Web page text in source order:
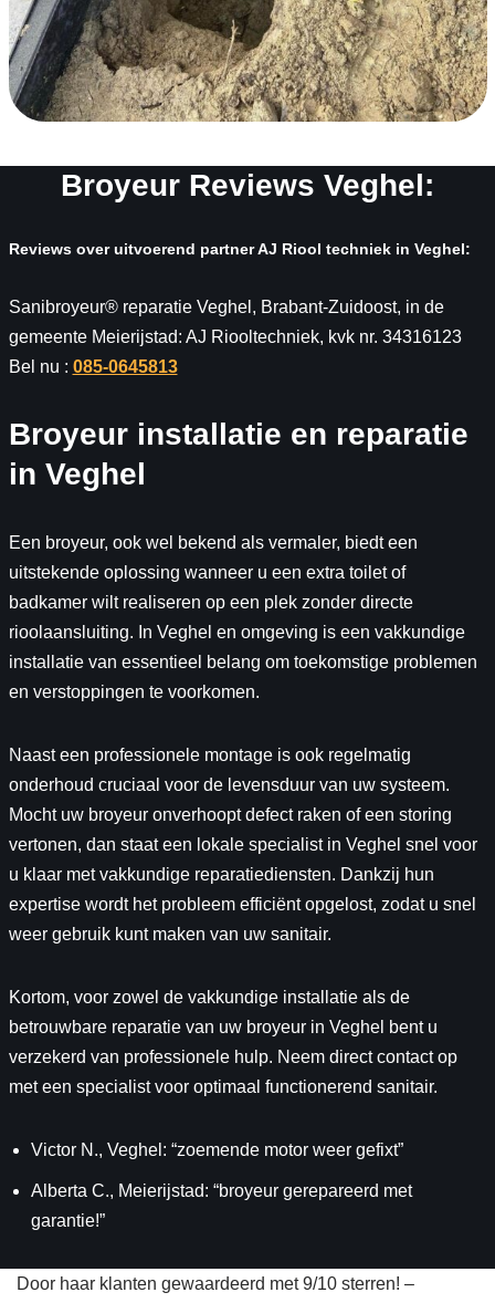
Broyeur Reviews Veghel:
Reviews over uitvoerend partner AJ Riool techniek in Veghel:
Sanibroyeur® reparatie Veghel, Brabant-Zuidoost, in de
gemeente Meierijstad: AJ Riooltechniek, kvk nr. 34316123
Bel nu : 085-0645813
Broyeur installatie en reparatie
in Veghel
Een broyeur, ook wel bekend als vermaler, biedt een
uitstekende oplossing wanneer u een extra toilet of
badkamer wilt realiseren op een plek zonder directe
rioolaansluiting. In Veghel en omgeving is een vakkundige
installatie van essentieel belang om toekomstige problemen
en verstoppingen te voorkomen.
Naast een professionele montage is ook regelmatig
onderhoud cruciaal voor de levensduur van uw systeem.
Mocht uw broyeur onverhoopt defect raken of een storing
vertonen, dan staat een lokale specialist in Veghel snel voor
u klaar met vakkundige reparatiediensten. Dankzij hun
expertise wordt het probleem efficiënt opgelost, zodat u snel
weer gebruik kunt maken van uw sanitair.
Kortom, voor zowel de vakkundige installatie als de
betrouwbare reparatie van uw broyeur in Veghel bent u
verzekerd van professionele hulp. Neem direct contact op
met een specialist voor optimaal functionerend sanitair.
Victor N., Veghel: “zoemende motor weer gefixt”
Alberta C., Meierijstad: “broyeur gerepareerd met
garantie!”
Door haar klanten gewaardeerd met 9/10 sterren! –